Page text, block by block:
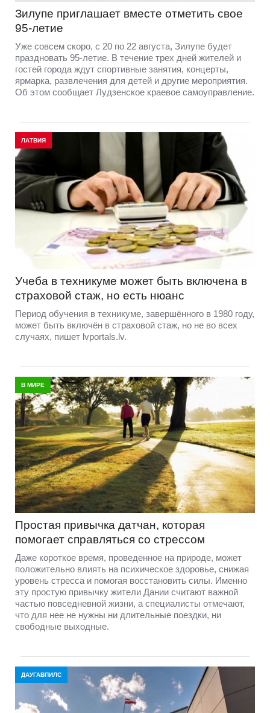
Зилупе приглашает вместе отметить свое
95-летие
Уже совсем скоро, с 20 по 22 августа, Зилупе будет
праздновать 95-летие. В течение трех дней жителей и
гостей города ждут спортивные занятия, концерты,
ярмарка, развлечения для детей и другие мероприятия.
Об этом сообщает Лудзенское краевое самоуправление.
ЛАТВИЯ
Учеба в техникуме может быть включена в
страховой стаж, но есть нюанс
Период обучения в техникуме, завершённого в 1980 году,
может быть включён в страховой стаж, но не во всех
случаях, пишет lvportals.lv.
В МИРЕ
Простая привычка датчан, которая
помогает справляться со стрессом
Даже короткое время, проведенное на природе, может
положительно влиять на психическое здоровье, снижая
уровень стресса и помогая восстановить силы. Именно
эту простую привычку жители Дании считают важной
частью повседневной жизни, а специалисты отмечают,
что для нее не нужны ни длительные поездки, ни
свободные выходные.
ДАУГАВПИЛС